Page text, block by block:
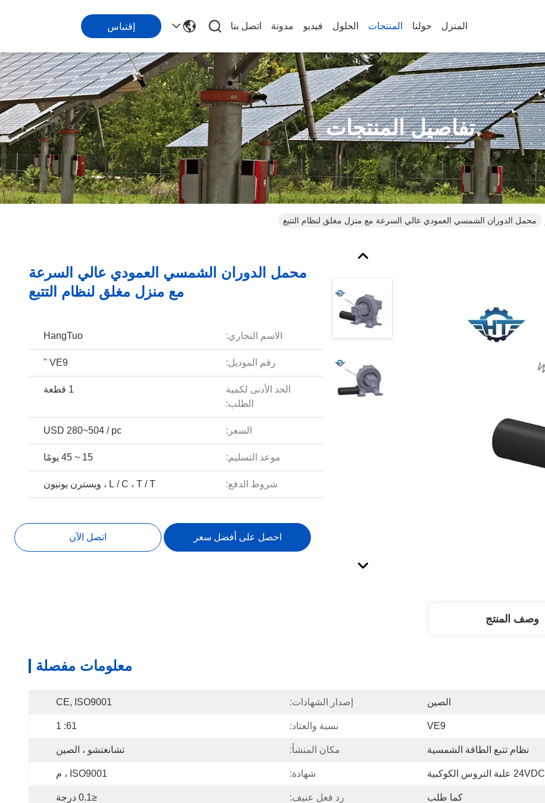
المنزل حولنا المنتجات الحلول فيديو مدونة اتصل بنا إقتباس
تفاصيل المنتجات
محمل الدوران الشمسي العمودي عالي السرعة مع منزل مغلق لنظام التتبع
محمل الدوران الشمسي العمودي عالي السرعة
مع منزل مغلق لنظام التتبع
الاسم التجاري: HangTuo
رقم الموديل: VE9 "
الحد الأدنى لكمية
الطلب:
1 قطعة
السعر: USD 280~504 / pc
موعد التسليم: 15 ~ 45 يومًا
شروط الدفع: L / C ، T / T ، ويسترن يونيون
احصل على أفضل سعر اتصل الآن
وصف المنتج
معلومات مفصلة
الصين إصدار الشهادات: CE, ISO9001
VE9 نسبة والعتاد: 61: 1
نظام تتبع الطاقة الشمسية مكان المنشأ: تشانغتشو ، الصين
24VDC علبة التروس الكوكبية شهادة: ISO9001 ، م
كما طلب رد فعل عنيف: ≤0.1 درجة